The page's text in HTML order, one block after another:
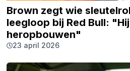
Brown zegt wie
leegloop bij Red Bull:
heropbouwen"
23 april 2026